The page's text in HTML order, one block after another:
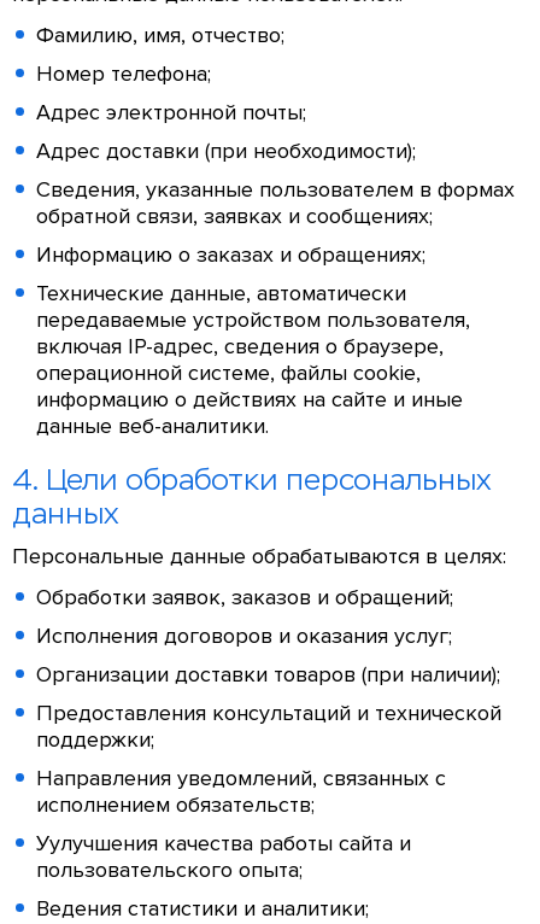
Фамилию, имя, отчество;
Номер телефона;
Адрес электронной почты;
Адрес доставки (при необходимости);
Сведения, указанные пользователем в формах
обратной связи, заявках и сообщениях;
Информацию о заказах и обращениях;
Технические данные, автоматически
передаваемые устройством пользователя,
включая IP-адрес, сведения о браузере,
операционной системе, файлы cookie,
информацию о действиях на сайте и иные
данные веб-аналитики.
4. Цели обработки персональных
данных
Персональные данные обрабатываются в целях:
Обработки заявок, заказов и обращений;
Исполнения договоров и оказания услуг;
Организации доставки товаров (при наличии);
Предоставления консультаций и технической
поддержки;
Направления уведомлений, связанных с
исполнением обязательств;
Уулучшения качества работы сайта и
пользовательского опыта;
Ведения статистики и аналитики;